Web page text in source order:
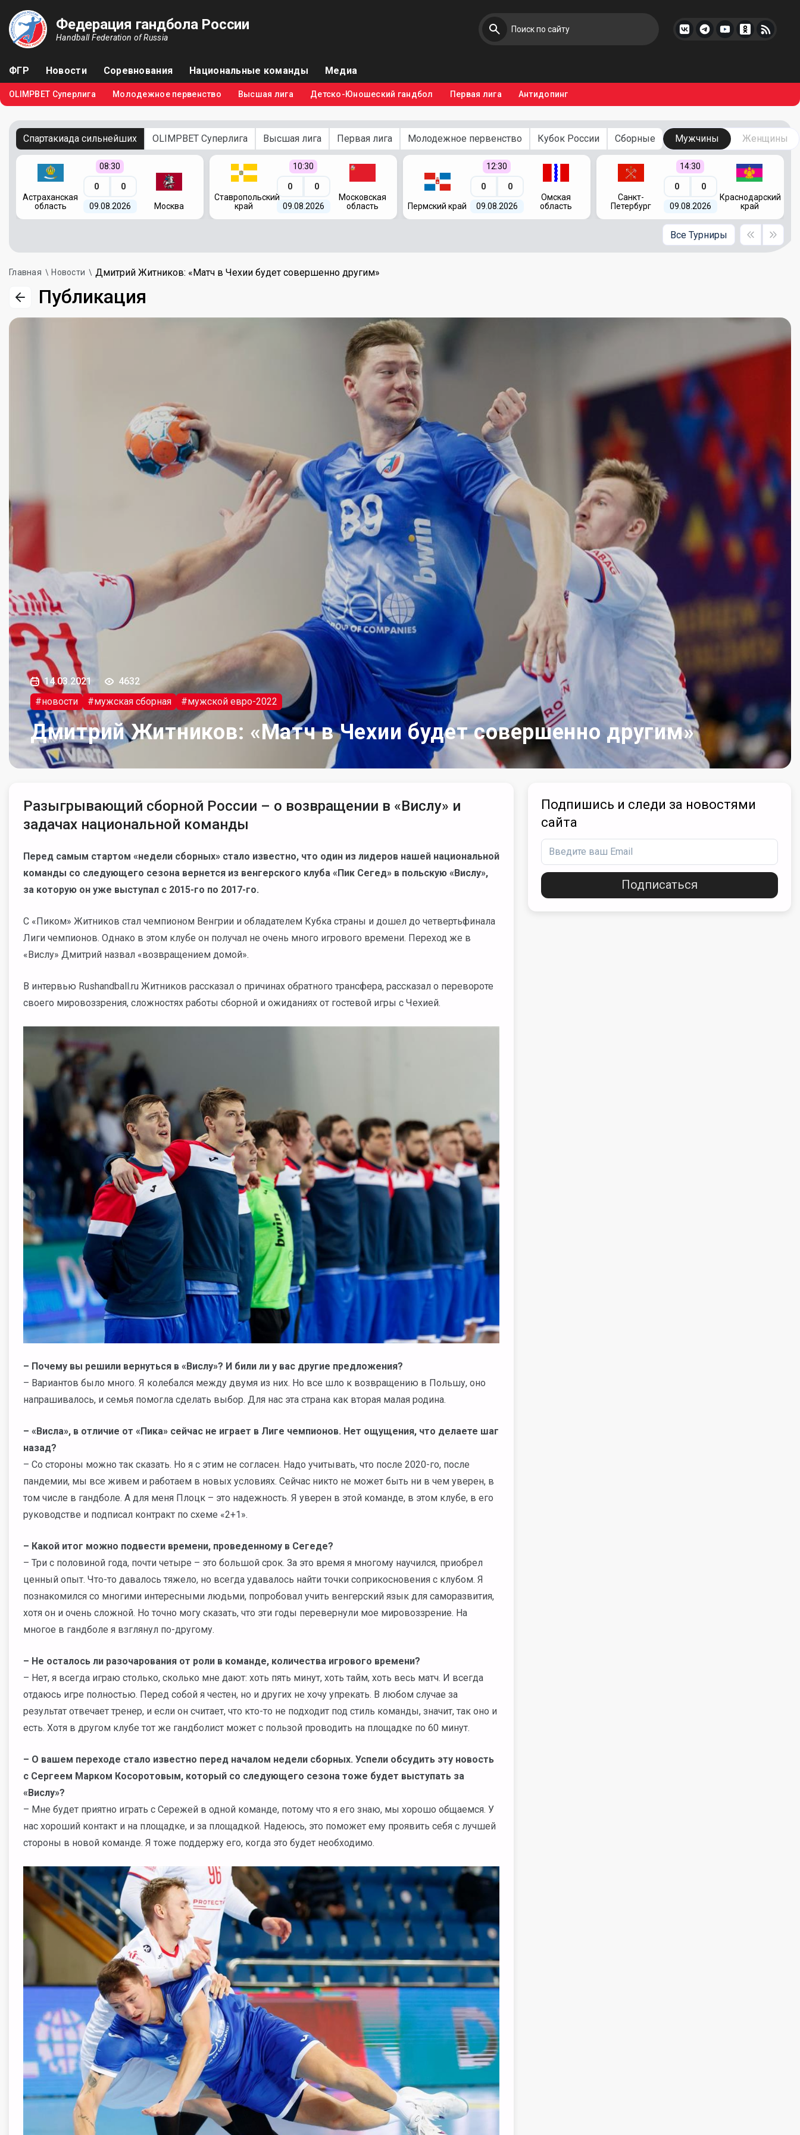
Федерация гандбола России
Handball Federation of Russia
ФГР Новости Соревнования Национальные команды Медиа
OLIMPBET Суперлига Молодежное первенство Высшая лига Детско-Юношеский гандбол Первая лига Антидопинг
Спартакиада сильнейших OLIMPBET Суперлига Высшая лига Первая лига Молодежное первенство Кубок России Сборные Мужчины Женщины
Астраханская
область
08:30
0 0
09.08.2026 Москва
Ставропольский
край
10:30
0 0
09.08.2026
Московская
область
Пермский край
12:30
0 0
09.08.2026
Омская
область
Санкт-
Петербург
14:30
0 0
09.08.2026
Краснодарский
край
Все Турниры
Главная Новости Дмитрий Житников: «Матч в Чехии будет совершенно другим»
Публикация
14.03.2021
4632
#новости
#мужская сборная #мужской евро-2022
Дмитрий Житников: «Матч в Чехии будет совершенно другим»
Разыгрывающий сборной России – о возвращении в «Вислу» и
задачах национальной команды
Перед самым стартом «недели сборных» стало известно, что один из лидеров нашей национальной
команды со следующего сезона вернется из венгерского клуба «Пик Сегед» в польскую «Вислу»,
за которую он уже выступал с 2015-го по 2017-го.
С «Пиком» Житников стал чемпионом Венгрии и обладателем Кубка страны и дошел до четвертьфинала
Лиги чемпионов. Однако в этом клубе он получал не очень много игрового времени. Переход же в
«Вислу» Дмитрий назвал «возвращением домой».
В интервью Rushandball.ru Житников рассказал о причинах обратного трансфера, рассказал о перевороте
своего мировоззрения, сложностях работы сборной и ожиданиях от гостевой игры с Чехией.
– Почему вы решили вернуться в «Вислу»? И били ли у вас другие предложения?
– Вариантов было много. Я колебался между двумя из них. Но все шло к возвращению в Польшу, оно
напрашивалось, и семья помогла сделать выбор. Для нас эта страна как вторая малая родина.
– «Висла», в отличие от «Пика» сейчас не играет в Лиге чемпионов. Нет ощущения, что делаете шаг
назад?
– Со стороны можно так сказать. Но я с этим не согласен. Надо учитывать, что после 2020-го, после
пандемии, мы все живем и работаем в новых условиях. Сейчас никто не может быть ни в чем уверен, в
том числе в гандболе. А для меня Плоцк – это надежность. Я уверен в этой команде, в этом клубе, в его
руководстве и подписал контракт по схеме «2+1».
– Какой итог можно подвести времени, проведенному в Сегеде?
– Три с половиной года, почти четыре – это большой срок. За это время я многому научился, приобрел
ценный опыт. Что-то давалось тяжело, но всегда удавалось найти точки соприкосновения с клубом. Я
познакомился со многими интересными людьми, попробовал учить венгерский язык для саморазвития,
хотя он и очень сложной. Но точно могу сказать, что эти годы перевернули мое мировоззрение. На
многое в гандболе я взглянул по-другому.
– Не осталось ли разочарования от роли в команде, количества игрового времени?
– Нет, я всегда играю столько, сколько мне дают: хоть пять минут, хоть тайм, хоть весь матч. И всегда
отдаюсь игре полностью. Перед собой я честен, но и других не хочу упрекать. В любом случае за
результат отвечает тренер, и если он считает, что кто-то не подходит под стиль команды, значит, так оно и
есть. Хотя в другом клубе тот же гандболист может с пользой проводить на площадке по 60 минут.
– О вашем переходе стало известно перед началом недели сборных. Успели обсудить эту новость
с Сергеем Марком Косоротовым, который со следующего сезона тоже будет выступать за
«Вислу»?
– Мне будет приятно играть с Сережей в одной команде, потому что я его знаю, мы хорошо общаемся. У
нас хороший контакт и на площадке, и за площадкой. Надеюсь, это поможет ему проявить себя с лучшей
стороны в новой команде. Я тоже поддержу его, когда это будет необходимо.
Подпишись и следи за новостями
сайта
Подписаться